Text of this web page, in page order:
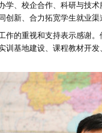
、校企合作、科研与技
新、合力拓宽学生就业渠
的重视和支持表示感谢
基地建设、课程教材开